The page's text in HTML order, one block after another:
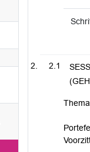
2.1